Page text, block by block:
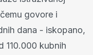
govore i
dana - iskopano,
110.000 kubnih